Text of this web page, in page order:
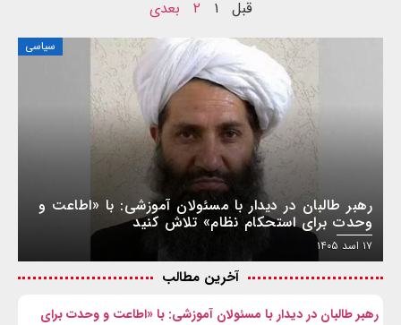
قبل ۱ ۲ بعدی
سیاسی
رهبر طالبان در دیدار با مسئولان آموزشی: با «اطاعت و
وحدت برای استحکام نظام» تلاش کنید
۱۷ اسد ۱۴۰۵
آخرین مطالب
رهبر طالبان در دیدار با مسئولان آموزشی: با «اطاعت و وحدت برای